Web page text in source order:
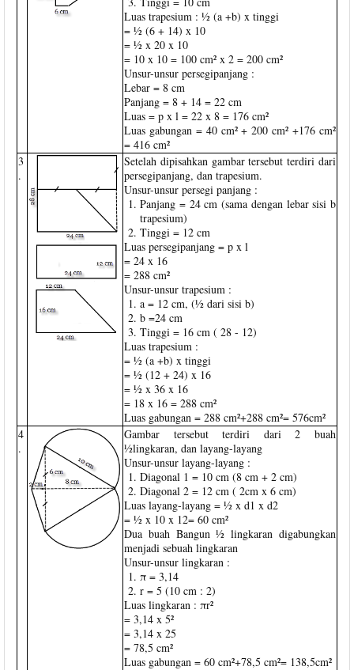
Luas trapesium : ½ (a +b) x tinggi
= ½ (6 + 14) x 10
= ½ x 20 x 10
= 10 x 10 = 100 cm² x 2 = 200 cm²
Unsur-unsur persegipanjang :
Lebar = 8 cm
Panjang = 8 + 14 = 22 cm
Luas = p x l = 22 x 8 = 176 cm²
Luas gabungan = 40 cm² + 200 cm² +176 cm²
= 416 cm²
3
.
Setelah dipisahkan gambar tersebut terdiri dari
persegipanjang, dan trapesium.
Unsur-unsur persegi panjang :
Panjang = 24 cm (sama dengan lebar sisi b
trapesium)
Tinggi = 12 cm
Luas persegipanjang = p x l
= 24 x 16
= 288 cm²
Unsur-unsur trapesium :
a = 12 cm, (½ dari sisi b)
b =24 cm
Tinggi = 16 cm ( 28 - 12)
Luas trapesium :
= ½ (a +b) x tinggi
= ½ (12 + 24) x 16
= ½ x 36 x 16
= 18 x 16 = 288 cm²
Luas gabungan = 288 cm²+288 cm²= 576cm²
4
.
Gambar tersebut terdiri dari 2 buah
½lingkaran, dan layang-layang
Unsur-unsur layang-layang :
Diagonal 1 = 10 cm (8 cm + 2 cm)
Diagonal 2 = 12 cm ( 2cm x 6 cm)
Luas layang-layang = ½ x d1 x d2
= ½ x 10 x 12= 60 cm²
Dua buah Bangun ½ lingkaran digabungkan
menjadi sebuah lingkaran
Unsur-unsur lingkaran :
π = 3,14
r = 5 (10 cm : 2)
Luas lingkaran : πr²
= 3,14 x 5²
= 3,14 x 25
= 78,5 cm²
Luas gabungan = 60 cm²+78,5 cm²= 138,5cm²